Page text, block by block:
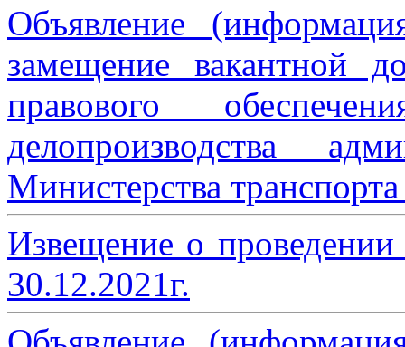
Объявление
замещение вакантной
правового
делопроизводства
Министерства
Извещение о
30.12.2021г.